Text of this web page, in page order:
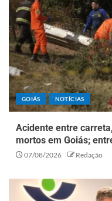
GOIÁS NOTÍCIAS
Acidente entre
mortos em Goiás;
07/08/2026 Redação